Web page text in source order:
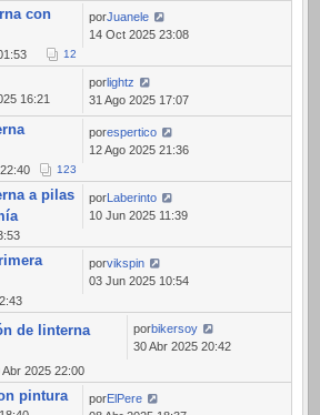
con
12
porJuanele
14 Oct 2025 23:08
16:21
porlightz
31 Ago 2025 17:07
123
porespertico
12 Ago 2025 21:36
a pilas
por Laberinto
10 Jun 2025 11:39
porvikspin
03 Jun 2025 10:54
de linterna
Abr 2025 22:00
porbikersoy
30 Abr 2025 20:42
pintura porElPere